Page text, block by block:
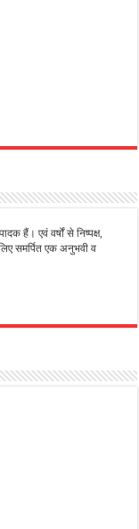
हैं। एवं वर्षों से निष्पक्ष,
समर्पित एक अनुभवी व